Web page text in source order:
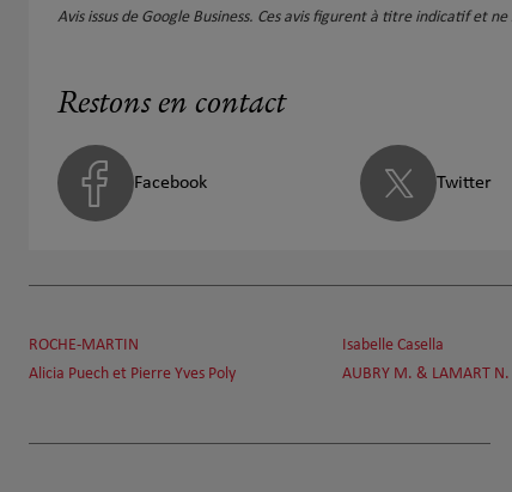
Avis issus de Google Business. Ces avis figurent à titre indicatif et
Restons en contact
Facebook Twitter
ROCHE-MARTIN
Alicia Puech et Pierre Yves Poly
Isabelle Casella
AUBRY M. & LAMART N.